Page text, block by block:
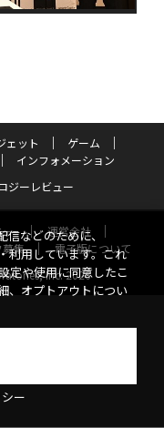
ェット
ゲーム
インフォメーション
ジーレビュー
ー
運営会社
集
電子版について
Inc. 2026
などのために、
利用しています。これ
定や使用に同意したこ
、オプトアウトについ
ー